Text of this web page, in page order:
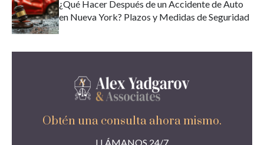
¿Qué Hacer Después de un Accidente de Auto
en Nueva York? Plazos y Medidas de Seguridad
Obtén una consulta ahora mismo.
LLÁMANOS 24/7